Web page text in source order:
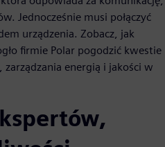
Jednocześnie musi połączyć
urządzenia. Zobacz, jak
firmie Polar pogodzić kwestie
energią i jakości w